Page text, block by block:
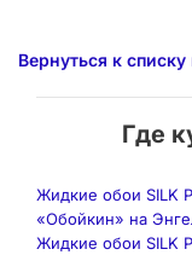
Вернуться к
Где
Жидкие обои SILK
«Обойкин» на
Жидкие обои SILK